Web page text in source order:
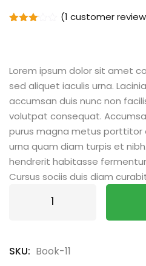
based
on
customer
(1 customer
Lorem ipsum dolor sit amet
sed aliquet iaculis urna.
accumsan duis nunc non
volutpat consequat.
purus magna metus porttitor
urna quam diam turpis et
hendrerit habitasse
Cursus sociis duis diam
SKU: Book-11